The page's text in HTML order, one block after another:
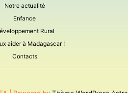
Notre actualité
Enfance
Rural
aider à Madagascar !
Contacts